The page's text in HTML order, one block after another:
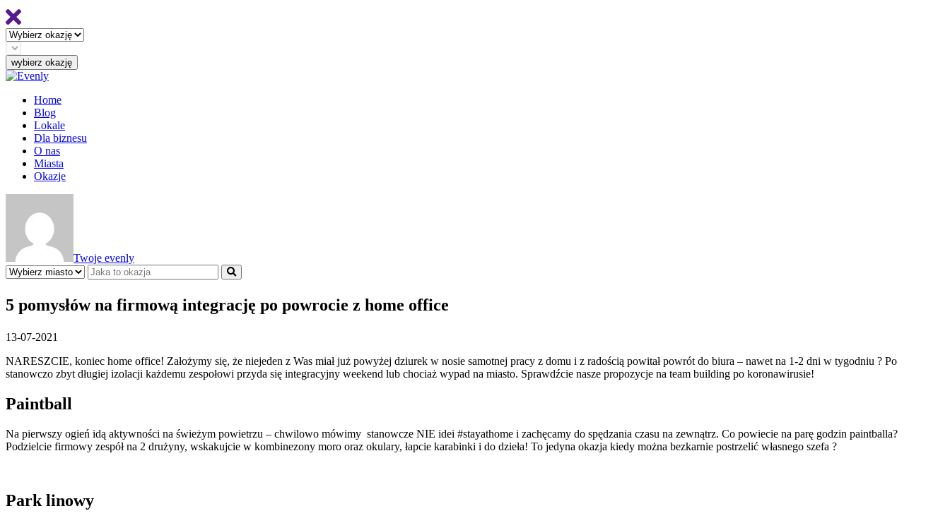
Home
Blog
Lokale
Dla biznesu
O nas
Miasta
Okazje
Twoje evenly
5 pomysłów na firmową integrację po powrocie z home office
13-07-2021
NARESZCIE, koniec home office! Założymy się, że niejeden z Was miał już powyżej dziurek w nosie samotnej pracy z domu i z radością powitał powrót do biura – nawet na 1-2 dni w tygodniu ? Po
stanowczo zbyt długiej izolacji każdemu zespołowi przyda się integracyjny weekend lub chociaż wypad na miasto. Sprawdźcie nasze propozycje na team building po koronawirusie!
Paintball
Na pierwszy ogień idą aktywności na świeżym powietrzu – chwilowo mówimy stanowcze NIE idei #stayathome i zachęcamy do spędzania czasu na zewnątrz. Co powiecie na parę godzin paintballa?
Podzielcie firmowy zespół na 2 drużyny, wskakujcie w kombinezony moro oraz okulary, łapcie karabinki i do dzieła! To jedyna okazja kiedy można bezkarnie postrzelić własnego szefa ?
Park linowy